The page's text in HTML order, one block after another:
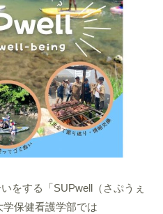
をする「SUPwell（さぷうぇ
保健看護学部では